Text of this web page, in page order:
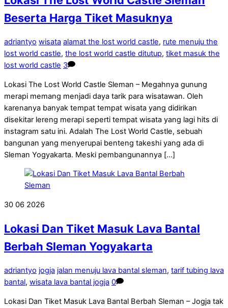
Beserta Harga Tiket Masuknya
adriantyo wisata alamat the lost world castle, rute menuju the
lost world castle, the lost world castle ditutup, tiket masuk the
lost world castle 3
Lokasi The Lost World Castle Sleman – Megahnya gunung
merapi memang menjadi daya tarik para wisatawan. Oleh
karenanya banyak tempat tempat wisata yang didirikan
disekitar lereng merapi seperti tempat wisata yang lagi hits di
instagram satu ini. Adalah The Lost World Castle, sebuah
bangunan yang menyerupai benteng takeshi yang ada di
Sleman Yogyakarta. Meski pembangunannya […]
30 06 2026
Lokasi Dan Tiket Masuk Lava Bantal
Berbah Sleman Yogyakarta
adriantyo jogja jalan menuju lava bantal sleman, tarif tubing lava
bantal, wisata lava bantal jogja 0
Lokasi Dan Tiket Masuk Lava Bantal Berbah Sleman – Jogja tak